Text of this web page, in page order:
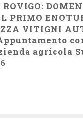
PRIMO
VITIGNI
agricola